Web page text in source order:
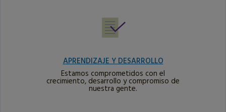
APRENDIZAJE Y DESARROLLO
Estamos comprometidos con el
crecimiento, desarrollo y compromiso de
nuestra gente.